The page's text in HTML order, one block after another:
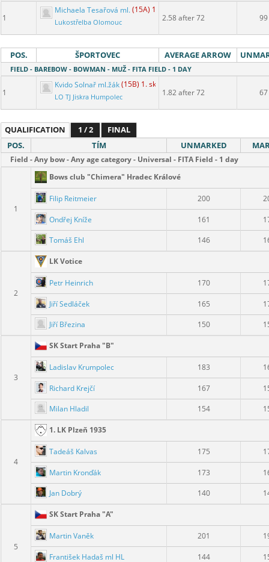
1
Michaela Tesařová ml.(15A) 1. skupina
Lukostřelba Olomouc 2.58 after 72 99
POS. ŠPORTOVEC AVERAGE ARROW
FIELD - BAREBOW - BOWMAN - MUŽ - FITA FIELD - 1 DAY
1
Kvido Solnař ml.žák(15B) 1. skupina
LO TJ Jiskra Humpolec 1.82 after 72 67
QUALIFICATION 1 / 2
FINAL
POS.
TÍM UNMARKED
Field - Any bow - Any age category - Universal - FITA Field - 1 day
1
Bows club "Chimera" Hradec Králové
Filip Reitmeier 200
Ondřej Kníže 161
Tomáš Ehl
146
2
LK Votice
Petr Heinrich 170
Jiří Sedláček 165
Jiří Březina
150
3
SK Start Praha "B"
Ladislav Krumpolec 183
Richard Krejčí 167
Milan Hladil
154
4
1. LK Plzeň 1935
Tadeáš Kalvas 175
Martin Kronďák 173
Jan Dobrý
140
5
SK Start Praha "A"
Martin Vaněk 201
František Hadaš ml HL 144